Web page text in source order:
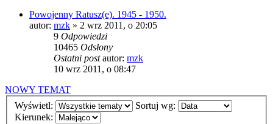
Powojenny Ratusz(e). 1945 - 1950.
autor: mzk » 2 wrz 2011, o 20:05
9 Odpowiedzi
10465 Odsłony
Ostatni postautor: mzk
10 wrz 2011, o 08:47
NOWY TEMAT
Wyświetl:
Sortuj wg:
Kierunek: